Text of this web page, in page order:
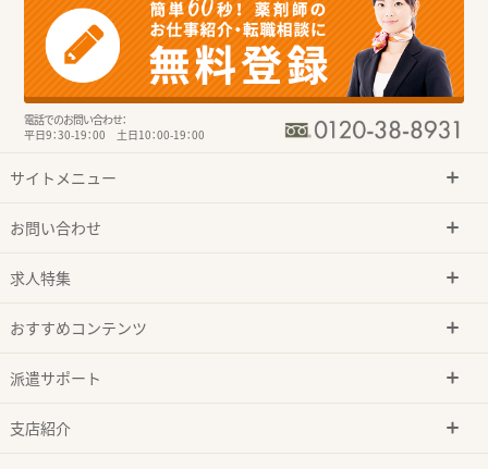
電話でのお問い合わせ：
平日9：30-19：00 土日10：00-19：00
サイトメニュー
お問い合わせ
求人特集
おすすめコンテンツ
派遣サポート
支店紹介